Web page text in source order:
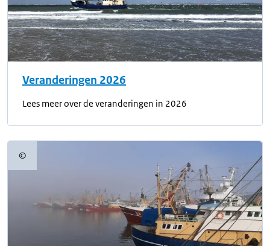
Veranderingen 2026
Lees meer over de veranderingen in 2026
©Copyrightinformatie